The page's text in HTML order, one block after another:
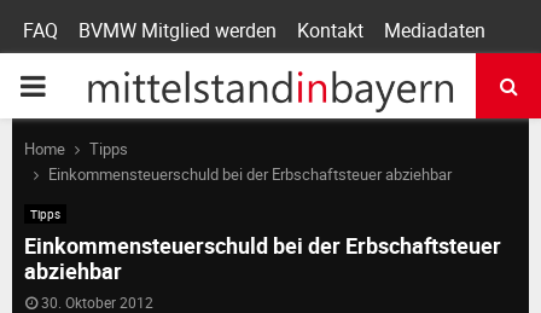
FAQ BVMW Mitglied werden Kontakt Mediadaten
P
R
M
Home
Tipps
Einkommensteuerschuld bei der Erbschaftsteuer abziehbar
Tipps
Einkommensteuerschuld bei der Erbschaftsteuer
abziehbar
30. Oktober 2012